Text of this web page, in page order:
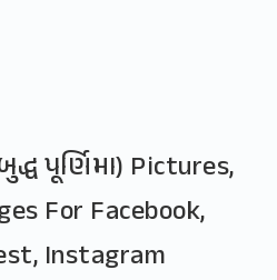
પૂર્ણિમા) Pictures,
For Facebook,
Instagram